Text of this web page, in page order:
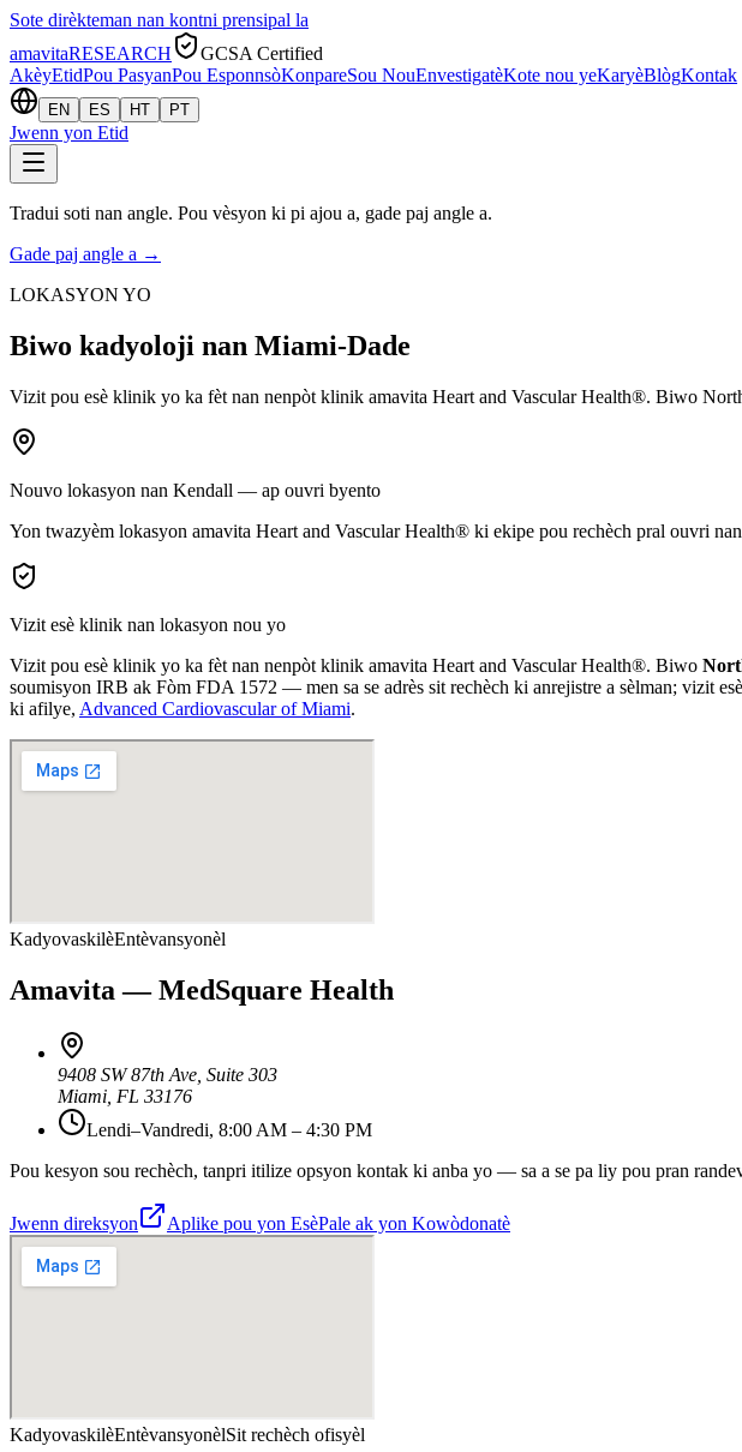
Sote dirèkteman nan kontni prensipal la
amavitaRESEARCH
GCSA Certified
AkèyEtidPou PasyanPou EsponnsòKonpareSou NouEnvestigatèKote nou yeKaryèBlògKontak
EN ES HT PT
Jwenn yon Etid
Tradui soti nan angle. Pou vèsyon ki pi ajou a, gade paj angle a.
Gade paj angle a →
LOKASYON YO
Biwo kadyoloji nan Miami-Dade
Vizit pou esè klinik yo ka fèt nan nenpòt klinik amavita Heart and Vascular Health®. Biwo
Nouvo lokasyon nan Kendall — ap ouvri byento
Yon twazyèm lokasyon amavita Heart and Vascular Health® ki ekipe pou rechèch pral ouvri nan
Vizit esè klinik nan lokasyon nou yo
Vizit pou esè klinik yo ka fèt nan nenpòt klinik amavita Heart and Vascular Health®. Biwo
soumisyon IRB ak Fòm FDA 1572 — men sa se adrès sit rechèch ki anrejistre a sèlman; vizit
ki afilye, Advanced Cardiovascular of Miami.
KadyovaskilèEntèvansyonèl
Amavita — MedSquare Health
9408 SW 87th Ave Suite 303
Miami FL 33176
Lendi–Vandredi, 8:00 AM – 4:30 PM
Pou kesyon sou rechèch, tanpri itilize opsyon kontak ki anba yo — sa a se pa liy pou pran
Jwenn direksyon Aplike pou yon EsèPale ak yon Kowòdonatè
KadyovaskilèEntèvansyonèlSit rechèch ofisyèl